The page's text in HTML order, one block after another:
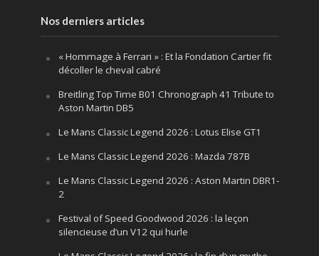
Nos derniers articles
« Hommage à Ferrari » : Et la Fondation Cartier fit
décoller le cheval cabré
Breitling Top Time B01 Chronograph 41 Tribute to
Aston Martin DB5
Le Mans Classic Legend 2026 : Lotus Elise GT1
Le Mans Classic Legend 2026 : Mazda 787B
Le Mans Classic Legend 2026 : Aston Martin DBR1-
2
Festival of Speed Goodwood 2026 : la leçon
silencieuse d’un V12 qui hurle